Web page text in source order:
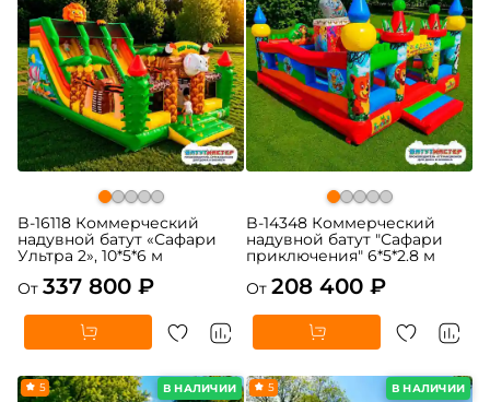
B-16118 Коммерческий
надувной батут «Сафари
Ультра 2», 10*5*6 м
От 337 800 ₽
B-14348 Коммерческий
надувной батут "Сафари
приключения" 6*5*2.8 м
От 208 400 ₽
В НАЛИЧИИ
5 В НАЛИЧИИ
5